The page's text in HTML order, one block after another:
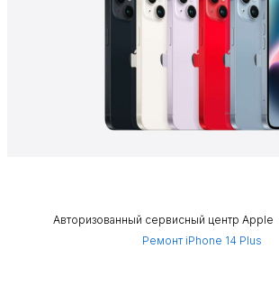
Авторизованный сервисный центр Apple
Ремонт iPhone 14 Plus